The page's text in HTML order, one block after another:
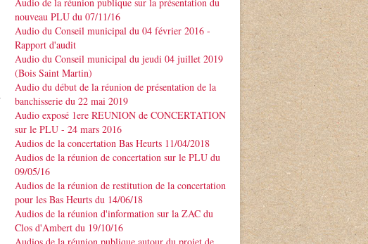
nouveau PLU du 07/11/16
Audio du Conseil municipal du 04 février 2016 -
Rapport d'audit
Audio du Conseil municipal du jeudi 04 juillet 2019
(Bois Saint Martin)
Audio du début de la réunion de présentation de la
banchisserie du 22 mai 2019
Audio exposé 1ere REUNION de CONCERTATION
sur le PLU - 24 mars 2016
Audios de la concertation Bas Heurts 11/04/2018
Audios de la réunion de concertation sur le PLU du
09/05/16
Audios de la réunion de restitution de la concertation
pour les Bas Heurts du 14/06/18
Audios de la réunion d'information sur la ZAC du
Clos d'Ambert du 19/10/16